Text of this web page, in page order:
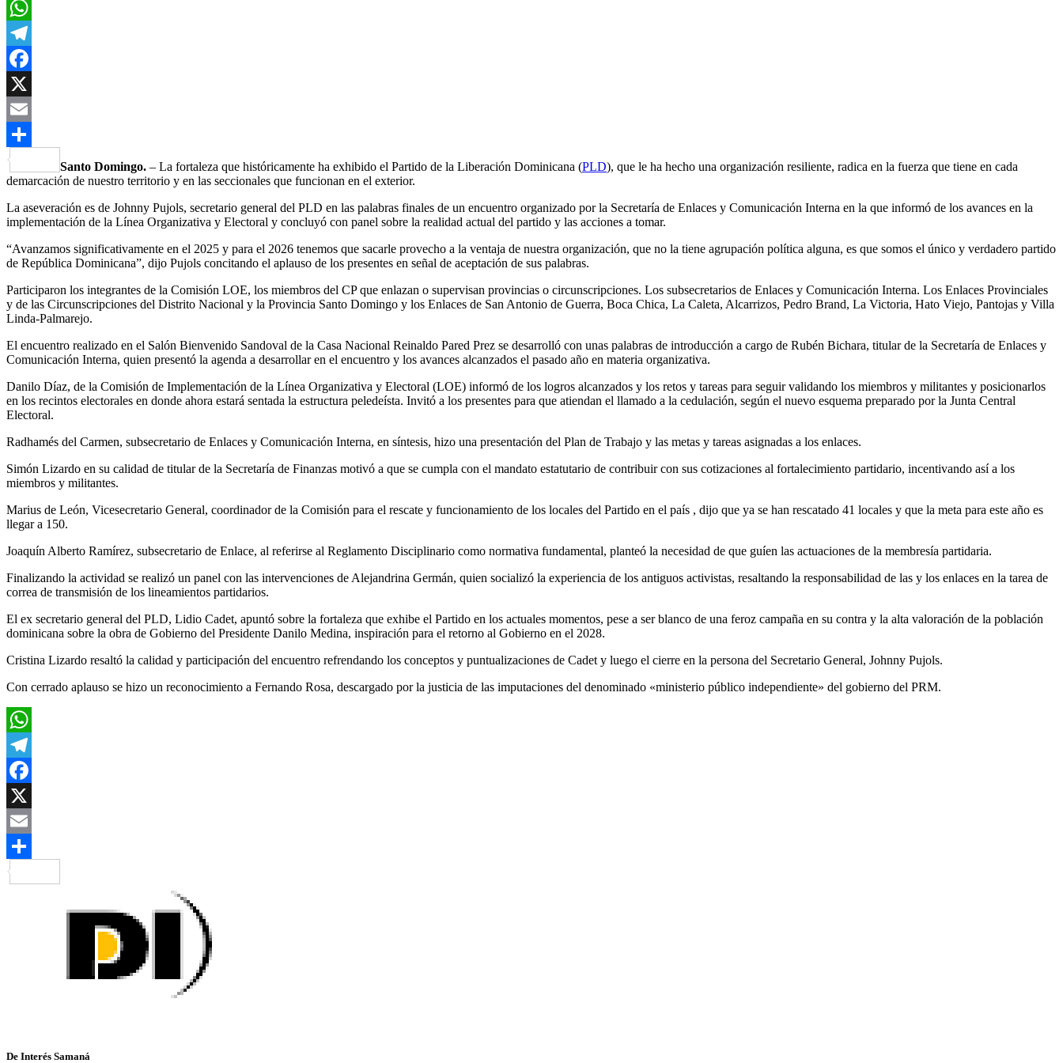
WhatsApp
Telegram
Facebook
X
Email
Compartir
Santo Domingo. – La fortaleza que históricamente ha exhibido el Partido de la Liberación Dominicana (PLD), que le ha hecho una organización resiliente, radica en la fuerza que tiene en cada
demarcación de nuestro territorio y en las seccionales que funcionan en el exterior.
La aseveración es de Johnny Pujols, secretario general del PLD en las palabras finales de un encuentro organizado por la Secretaría de Enlaces y Comunicación Interna en la que informó de los avances en la
implementación de la Línea Organizativa y Electoral y concluyó con panel sobre la realidad actual del partido y las acciones a tomar.
“Avanzamos significativamente en el 2025 y para el 2026 tenemos que sacarle provecho a la ventaja de nuestra organización, que no la tiene agrupación política alguna, es que somos el único y verdadero partido
de República Dominicana”, dijo Pujols concitando el aplauso de los presentes en señal de aceptación de sus palabras.
Participaron los integrantes de la Comisión LOE, los miembros del CP que enlazan o supervisan provincias o circunscripciones. Los subsecretarios de Enlaces y Comunicación Interna. Los Enlaces Provinciales
y de las Circunscripciones del Distrito Nacional y la Provincia Santo Domingo y los Enlaces de San Antonio de Guerra, Boca Chica, La Caleta, Alcarrizos, Pedro Brand, La Victoria, Hato Viejo, Pantojas y Villa
Linda-Palmarejo.
El encuentro realizado en el Salón Bienvenido Sandoval de la Casa Nacional Reinaldo Pared Prez se desarrolló con unas palabras de introducción a cargo de Rubén Bichara, titular de la Secretaría de Enlaces y
Comunicación Interna, quien presentó la agenda a desarrollar en el encuentro y los avances alcanzados el pasado año en materia organizativa.
Danilo Díaz, de la Comisión de Implementación de la Línea Organizativa y Electoral (LOE) informó de los logros alcanzados y los retos y tareas para seguir validando los miembros y militantes y posicionarlos
en los recintos electorales en donde ahora estará sentada la estructura peledeísta. Invitó a los presentes para que atiendan el llamado a la cedulación, según el nuevo esquema preparado por la Junta Central
Electoral.
Radhamés del Carmen, subsecretario de Enlaces y Comunicación Interna, en síntesis, hizo una presentación del Plan de Trabajo y las metas y tareas asignadas a los enlaces.
Simón Lizardo en su calidad de titular de la Secretaría de Finanzas motivó a que se cumpla con el mandato estatutario de contribuir con sus cotizaciones al fortalecimiento partidario, incentivando así a los
miembros y militantes.
Marius de León, Vicesecretario General, coordinador de la Comisión para el rescate y funcionamiento de los locales del Partido en el país , dijo que ya se han rescatado 41 locales y que la meta para este año es
llegar a 150.
Joaquín Alberto Ramírez, subsecretario de Enlace, al referirse al Reglamento Disciplinario como normativa fundamental, planteó la necesidad de que guíen las actuaciones de la membresía partidaria.
Finalizando la actividad se realizó un panel con las intervenciones de Alejandrina Germán, quien socializó la experiencia de los antiguos activistas, resaltando la responsabilidad de las y los enlaces en la tarea de
correa de transmisión de los lineamientos partidarios.
El ex secretario general del PLD, Lidio Cadet, apuntó sobre la fortaleza que exhibe el Partido en los actuales momentos, pese a ser blanco de una feroz campaña en su contra y la alta valoración de la población
dominicana sobre la obra de Gobierno del Presidente Danilo Medina, inspiración para el retorno al Gobierno en el 2028.
Cristina Lizardo resaltó la calidad y participación del encuentro refrendando los conceptos y puntualizaciones de Cadet y luego el cierre en la persona del Secretario General, Johnny Pujols.
Con cerrado aplauso se hizo un reconocimiento a Fernando Rosa, descargado por la justicia de las imputaciones del denominado «ministerio público independiente» del gobierno del PRM.
WhatsApp
Telegram
Facebook
X
Email
De Interés Samaná